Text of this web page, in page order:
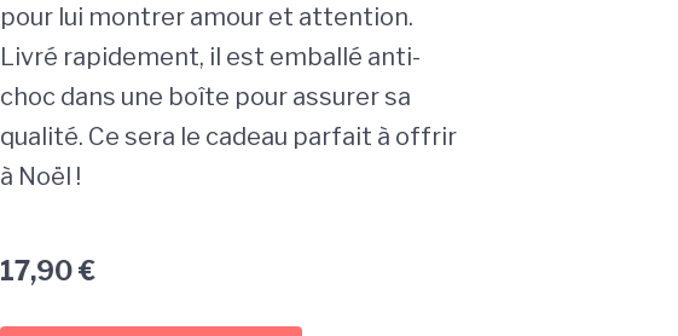
pour lui montrer amour et attention.
Livré rapidement, il est emballé anti-
choc dans une boîte pour assurer sa
qualité. Ce sera le cadeau parfait à offrir
à Noël !
17,90€